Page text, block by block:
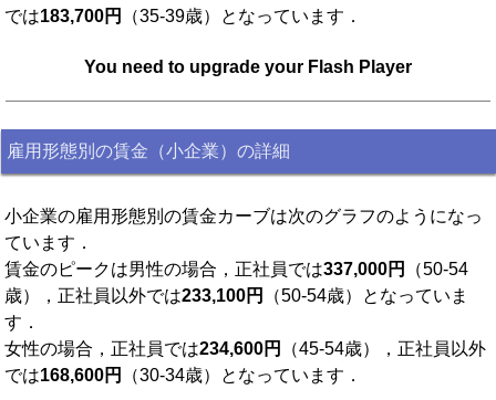
では183,700円 （35-39歳）となっています．
You need to upgrade your Flash Player
雇用形態別の賃金（小企業）の詳細
小企業の雇用形態別の賃金カーブは次のグラフのようになっ
ています．
賃金のピークは男性の場合，正社員では337,000円
（50-54
歳），正社員以外では233,100円
（50-54歳）となっていま
す．
女性の場合，正社員では234,600円
（45-54歳），正社員以外
では168,600円 （30-34歳）となっています．